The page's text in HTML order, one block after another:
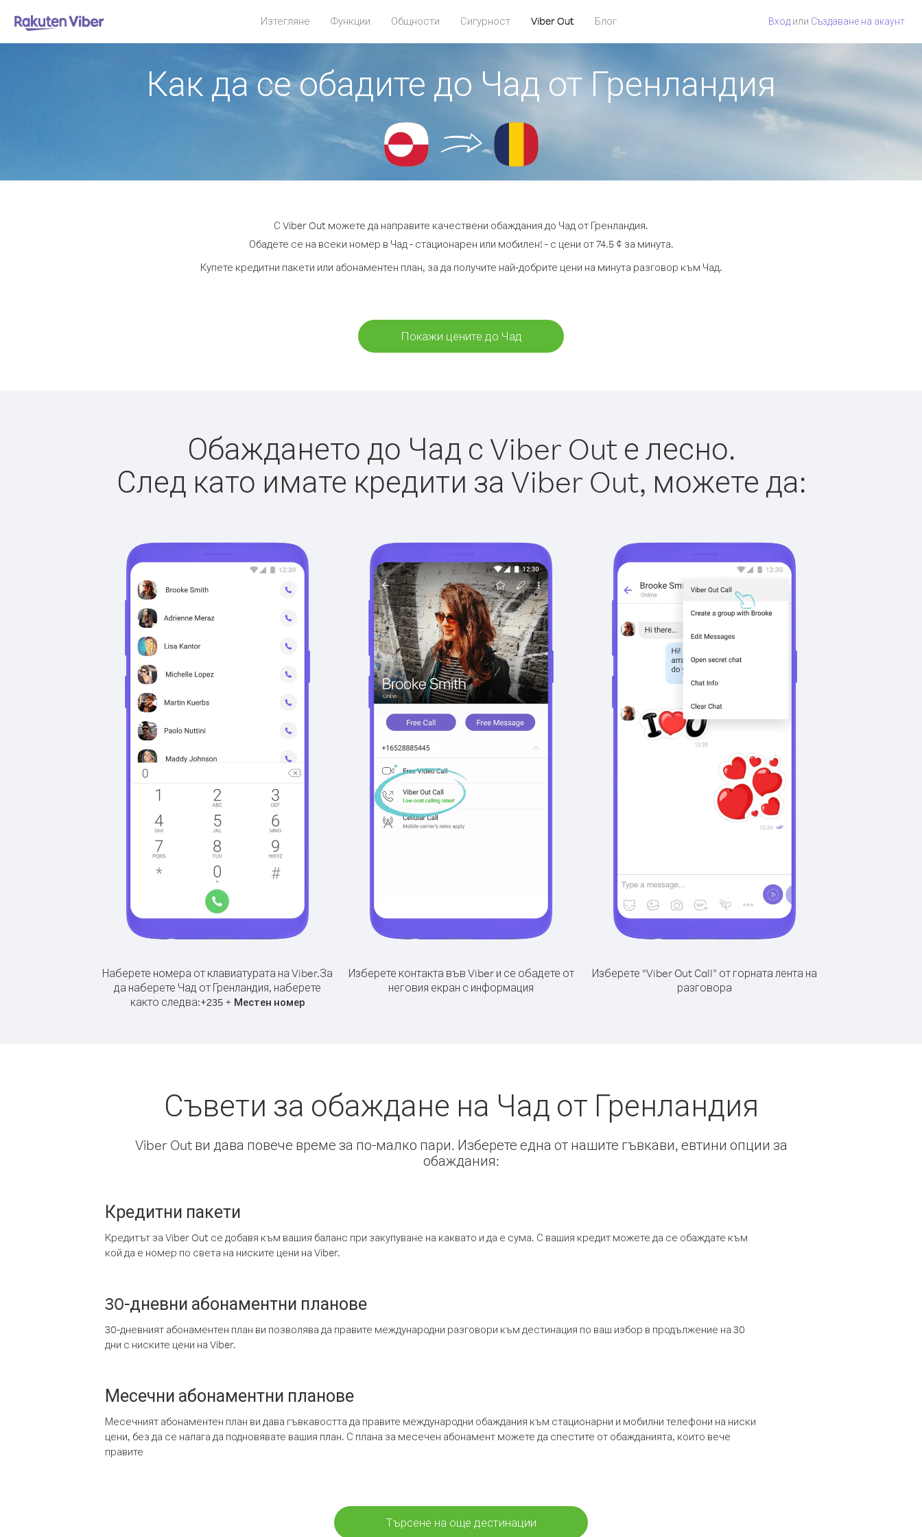
Изтегляне Функции Общности Сигурност Viber Out Блог Вход или Създаване на акаунт
Как да се обадите до Чад от Гренландия
С Viber Out можете да направите качествени обаждания до Чад от Гренландия.
Обадете се на всеки номер в Чад - стационарен или мобилен! - с цени от 74.5 ¢ за минута.
Купете кредитни пакети или абонаментен план, за да получите най-добрите цени на минута разговор към Чад.
Покажи цените до Чад
Обаждането до Чад с Viber Out е лесно.
След като имате кредити за Viber Out, можете да:
Наберете номера от клавиатурата на Viber.За
да наберете Чад от Гренландия, наберете
както следва:+235+ Местен номер
Изберете контакта във Viber и се обадете от
неговия екран с информация
Изберете “Viber Out Call” от горната лента на
разговора
Съвети за обаждане на Чад от Гренландия
Viber Out ви дава повече време за по-малко пари. Изберете една от нашите гъвкави, евтини опции за
обаждания:
Кредитни пакети
Кредитът за Viber Out се добавя към вашия баланс при закупуване на каквато и да е сума. С вашия кредит можете да се обаждате към
кой да е номер по света на ниските цени на Viber.
30-дневни абонаментни планове
30-дневният абонаментен план ви позволява да правите международни разговори към дестинация по ваш избор в продължение на 30
дни с ниските цени на Viber.
Месечни абонаментни планове
Месечният абонаментен план ви дава гъвкавостта да правите международни обаждания към стационарни и мобилни телефони на ниски
цени, без да се налага да подновявате вашия план. С плана за месечен абонамент можете да спестите от обажданията, които вече
правите
Търсене на още дестинации